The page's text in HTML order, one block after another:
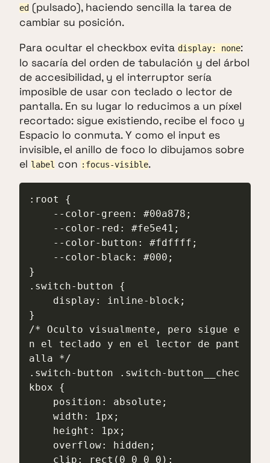
ed (pulsado), haciendo sencilla la tarea de
cambiar su posición.
Para ocultar el checkbox evita display: none:
lo sacaría del orden de tabulación y del árbol
de accesibilidad, y el interruptor sería
imposible de usar con teclado o lector de
pantalla. En su lugar lo reducimos a un píxel
recortado: sigue existiendo, recibe el foco y
Espacio lo conmuta. Y como el input es
invisible, el anillo de foco lo dibujamos sobre
el label con :focus-visible.
:root {
}
.switch-button {
}
/* Oculto visualmente, pero sigue e
n el teclado y en el lector de pant
alla */
.switch-button .switch-button__chec
kbox {